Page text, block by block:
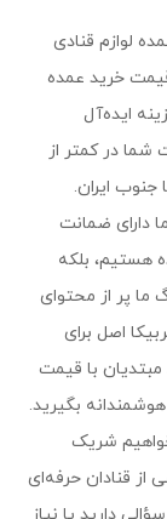
لوازم قنادی
قیمت خرید عمده
ایده‌آل
در کمتر از
دارای ضمانت
هستیم، بلکه
ما پر از محتوای
اصل برای
مبتدیان با قیمت
بگیرید.
شریک
قنادان حرفه‌ای